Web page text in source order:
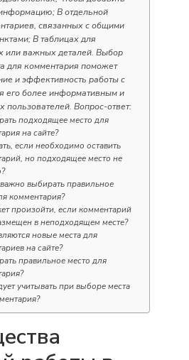
В отдельной
связанных с общими
В таблицах для
или важных деталей. Выбор
для комментария поможет
и эффективность работы с
его более информативным и
пользователей. Вопрос-ответ:
подходящее место для
на сайте?
если необходимо оставить
но подходящее место не
выбирать правильное
комментария?
произойти, если комментарий
в неподходящем месте?
новые места для
на сайте?
правильное место для
учитывать при выборе места